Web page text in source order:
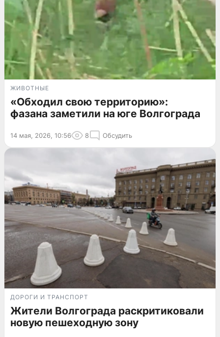
ЖИВОТНЫЕ
«Обходил свою территорию»:
фазана заметили на юге Волгограда
14 мая, 2026, 10:56 8 Обсудить
ДОРОГИ И ТРАНСПОРТ
Жители Волгограда раскритиковали
новую пешеходную зону